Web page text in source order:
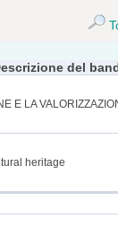
del
E LA
heritage